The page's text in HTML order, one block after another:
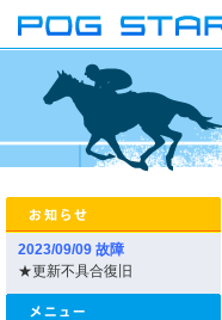
2023/09/09 故障
★更新不具合復旧